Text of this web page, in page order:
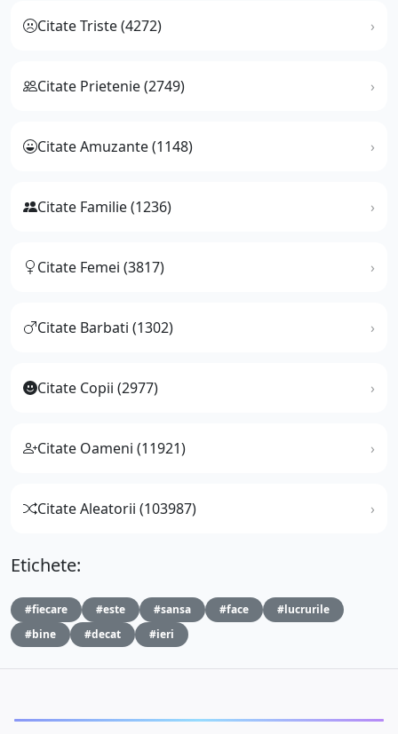
Citate Triste (4272)
Citate Prietenie (2749)
Citate Amuzante (1148)
Citate Familie (1236)
Citate Femei (3817)
Citate Barbati (1302)
Citate Copii (2977)
Citate Oameni (11921)
Citate Aleatorii (103987)
Etichete:
#fiecare #este #sansa #face
#lucrurile
#bine
#decat #ieri